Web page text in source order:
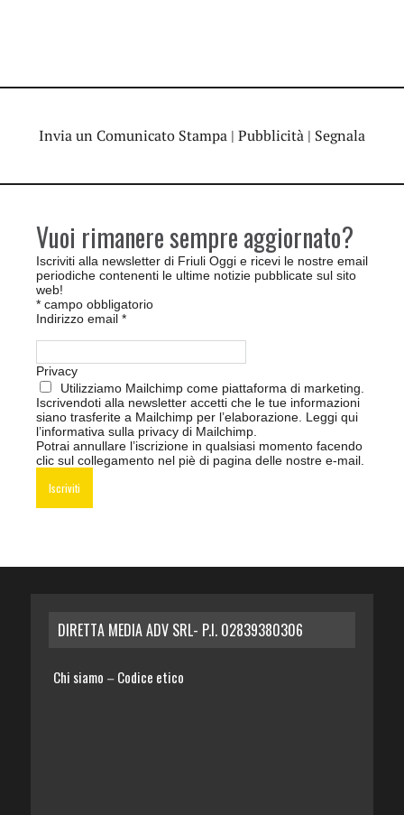
Invia un Comunicato Stampa | Pubblicità | Segnala
Vuoi rimanere sempre aggiornato?
Iscriviti alla newsletter di Friuli Oggi e ricevi le nostre email
periodiche contenenti le ultime notizie pubblicate sul sito
web!
* campo obbligatorio
Indirizzo email *
Privacy
Utilizziamo Mailchimp come piattaforma di marketing.
Iscrivendoti alla newsletter accetti che le tue informazioni
siano trasferite a Mailchimp per l’elaborazione. Leggi qui
l’informativa sulla privacy di Mailchimp
Potrai annullare l’iscrizione in qualsiasi momento facendo
clic sul collegamento nel piè di pagina delle nostre e-mail.
DIRETTA MEDIA ADV SRL- P.I. 02839380306
Chi siamo – Codice etico